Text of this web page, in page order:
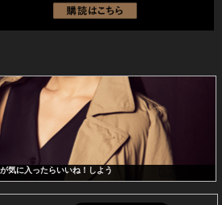
気に入ったらいいね！しよう